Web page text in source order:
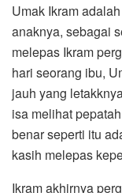
Umak Ikram
anaknya, sebagai
melepas Ikram
hari seorang ibu,
jauh yang
isa melihat
benar seperti itu
kasih melepas
Ikram akhirnya